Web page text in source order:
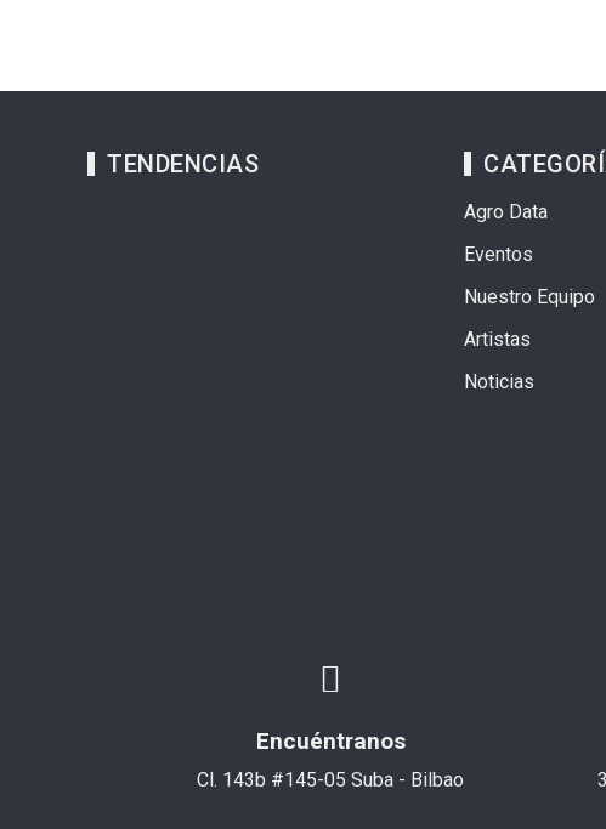
TENDENCIAS
Agro Data
Eventos
Nuestro Equipo
Artistas
Noticias
Encuéntranos
Cl. 143b #145-05 Suba - Bilbao